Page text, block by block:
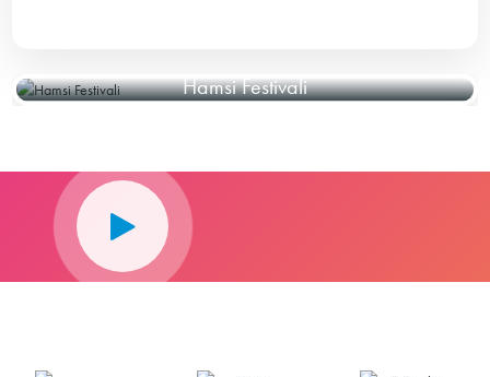
Hamsi Festivali